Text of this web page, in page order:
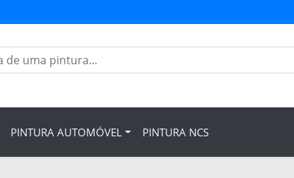
PINTURA AUTOMÓVEL PINTURA NCS